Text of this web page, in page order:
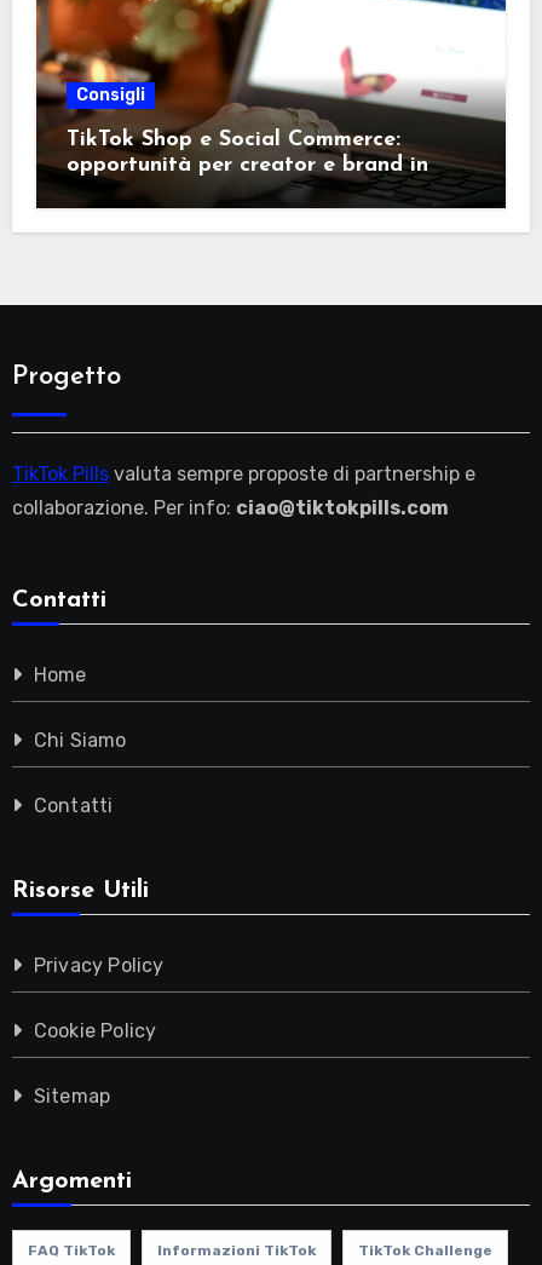
Consigli
TikTok Shop e Social Commerce:
opportunità per creator e brand in
Italia
Progetto
TikTok Pillsvaluta sempre proposte di partnership e
collaborazione. Per info: ciao@tiktokpills.com
Contatti
Home
Chi Siamo
Contatti
Risorse Utili
Privacy Policy
Cookie Policy
Sitemap
Argomenti
FAQ TikTok Informazioni TikTok TikTok Challenge